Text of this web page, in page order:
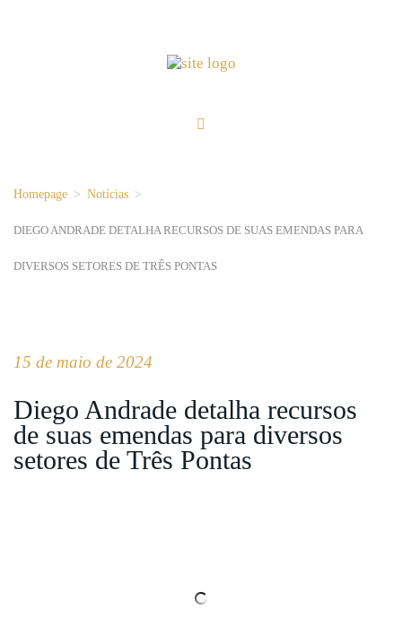
Homepage > Notícias >
DIEGO ANDRADE DETALHA RECURSOS DE SUAS EMENDAS PARA
DIVERSOS SETORES DE TRÊS PONTAS
15 de maio de 2024
Diego Andrade detalha recursos
de suas emendas para diversos
setores de Três Pontas